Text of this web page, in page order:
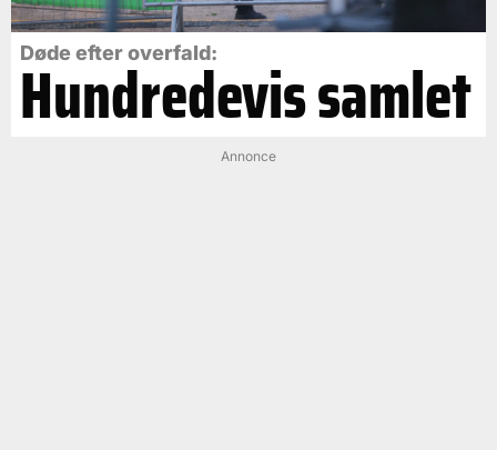
Døde efter overfald:
Hundredevis samlet
Annonce